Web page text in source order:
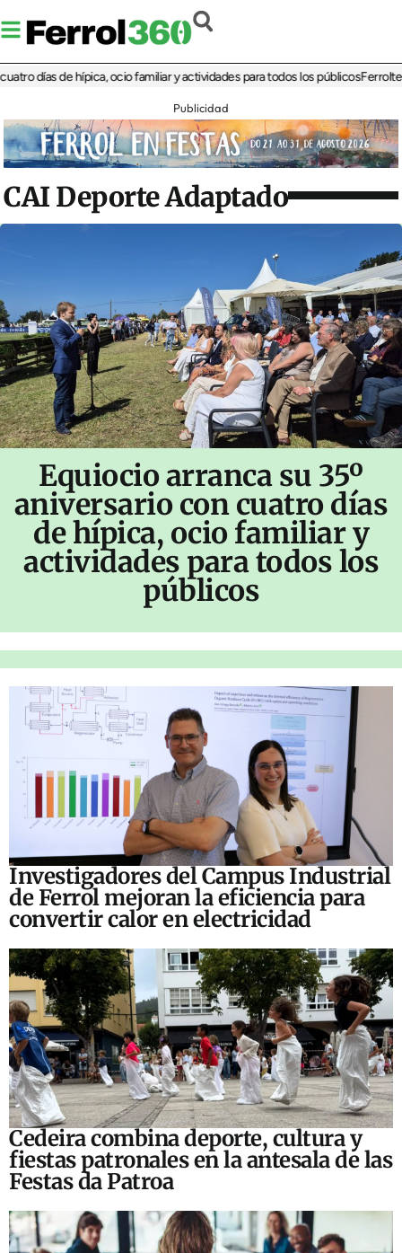
de hípica, ocio familiar y actividades para todos los públicosFerrolterra
Publicidad
CAI Deporte Adaptado
Equiocio arranca su 35º
aniversario con cuatro días
de hípica, ocio familiar y
actividades para todos los
públicos
Investigadores del Campus Industrial
de Ferrol mejoran la eficiencia para
convertir calor en electricidad
Cedeira combina deporte, cultura y
fiestas patronales en la antesala de las
Festas da Patroa